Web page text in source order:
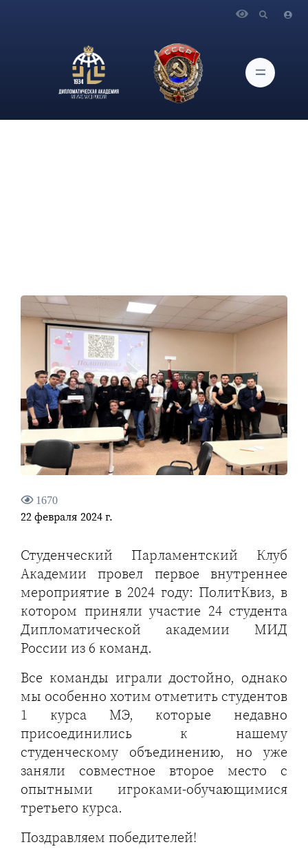
первое внутреннее мероприятие в 2024 году: ПолитКвиз, в
котором приняли участие 24 студента Дипломатической
академии МИД России из 6 команд.
1670
22 февраля 2024 г.
Студенческий Парламентский Клуб
Академии провел первое внутреннее
мероприятие в 2024 году: ПолитКвиз, в
котором приняли участие 24 студента
Дипломатической академии МИД
России из 6 команд.
Все команды играли достойно, однако
мы особенно хотим отметить студентов
1 курса МЭ, которые недавно
присоединились к нашему
студенческому объединению, но уже
заняли совместное второе место с
опытными игроками-обучающимися
третьего курса.
Поздравляем победителей!